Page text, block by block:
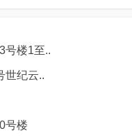
号楼1至..
世纪云..
号楼